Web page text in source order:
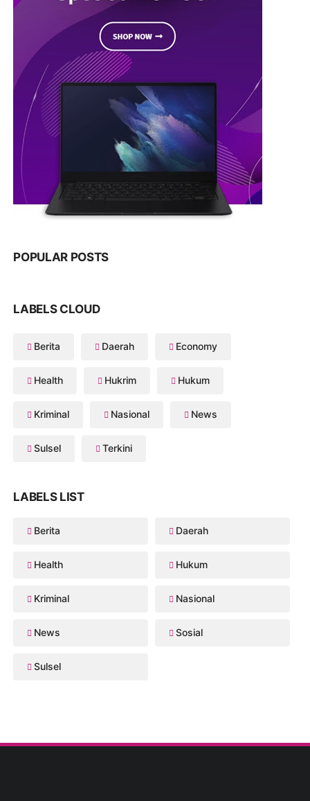
POPULAR POSTS
LABELS CLOUD
Berita Daerah Economy
Health Hukrim Hukum
Kriminal Nasional News
Sulsel Terkini
LABELS LIST
Berita Daerah
Health Hukum
Kriminal Nasional
News Sosial
Sulsel